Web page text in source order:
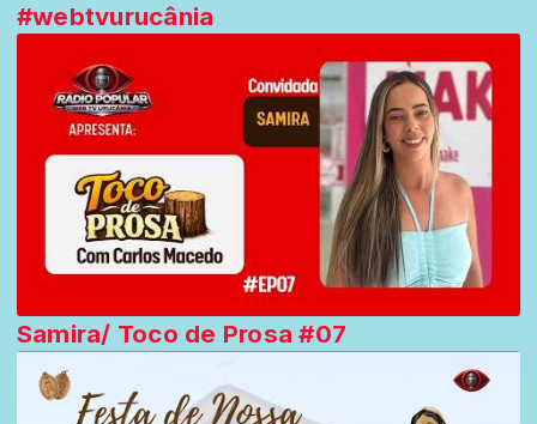
#webtvurucânia
Samira/ Toco de Prosa #07